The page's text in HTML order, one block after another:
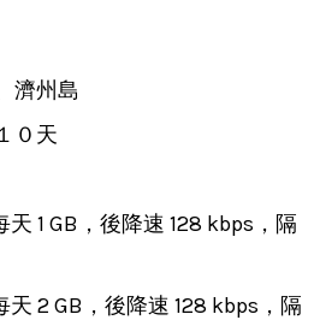
濟州島
０天
1 GB，後降速 128 kbps，隔
2 GB，後降速 128 kbps，隔